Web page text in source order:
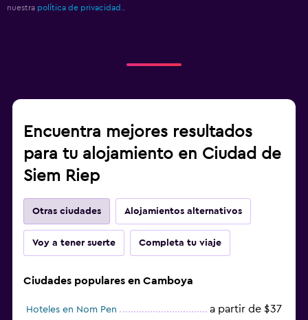
nuestra política de privacidad.
Encuentra mejores resultados
para tu alojamiento en Ciudad de
Siem Riep
Otras ciudades Alojamientos alternativos
Voy a tener suerte Completa tu viaje
Ciudades populares en Camboya
Hoteles en Nom Pen a partir de $37